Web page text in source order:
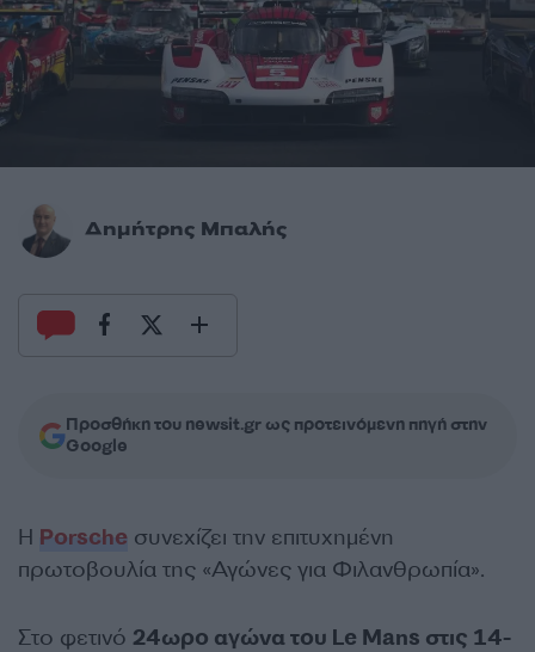
Δημήτρης Μπαλής
Προσθήκη του newsit.gr ως προτεινόμενη πηγή στην
Google
Η Porsche συνεχίζει την επιτυχημένη
πρωτοβουλία της «Αγώνες για Φιλανθρωπία».
Στο φετινό 24ωρο αγώνα του Le Mans στις 14-